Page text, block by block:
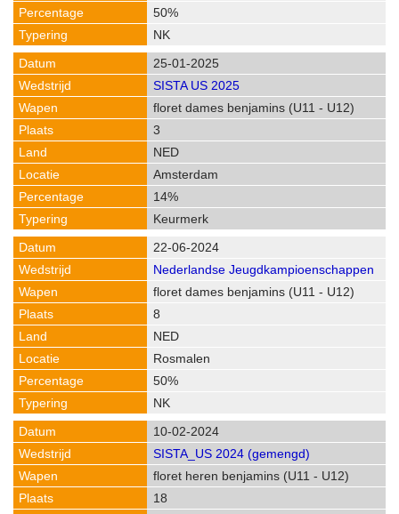
50%
NK
25-01-2025
SISTA US 2025
floret dames benjamins (U11 - U12)
3
NED
Amsterdam
14%
Keurmerk
22-06-2024
Nederlandse Jeugdkampioenschappen
floret dames benjamins (U11 - U12)
8
NED
Rosmalen
50%
NK
10-02-2024
SISTA_US 2024 (gemengd)
floret heren benjamins (U11 - U12)
18